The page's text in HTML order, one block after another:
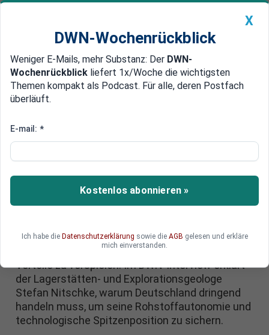
Newsticker MEIN DWN: Geldanlage Premium
Edelmetalle DWN-Magazin China
DWN-Interview: Hat
Zukunft?
Deutschlands Bergbau steckt in einer kritischen
Phase: Das Land verfügt über wertvolle
führend. Doch politische Entscheidungen und
lange Genehmigungsverfahren drohen, diese
Vorteile zu verspielen. Im DWN-Interview erklärt
der Lagerstätten- und Explorationsgeologe
Stefan Nitschke, warum Deutschland dringend
handeln muss, um seine Rohstoffautonomie und
technologische Spitzenposition zu sichern.
X
DWN-Wochenrückblick
Weniger E-Mails, mehr Substanz: Der DWN-
Wochenrückblick liefert 1x/Woche die wichtigsten
Themen kompakt als Podcast. Für alle, deren Postfach
überläuft.
E-mail: *
Kostenlos abonnieren »
Ich habe die Datenschutzerklärung sowie die AGB gelesen und erkläre
mich einverstanden.